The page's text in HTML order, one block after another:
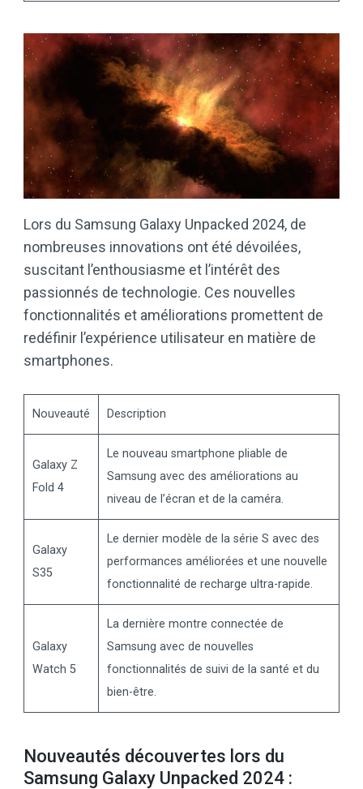
Lors du Samsung Galaxy Unpacked 2024, de
nombreuses innovations ont été dévoilées,
suscitant l’enthousiasme et l’intérêt des
passionnés de technologie. Ces nouvelles
fonctionnalités et améliorations promettent de
redéfinir l’expérience utilisateur en matière de
smartphones.
Nouveauté Description
Galaxy Z
Fold 4
Le nouveau smartphone pliable de
Samsung avec des améliorations au
niveau de l’écran et de la caméra.
Galaxy
S35
Le dernier modèle de la série S avec des
performances améliorées et une nouvelle
fonctionnalité de recharge ultra-rapide.
Galaxy
Watch 5
La dernière montre connectée de
Samsung avec de nouvelles
fonctionnalités de suivi de la santé et du
bien-être.
Nouveautés découvertes lors du
Samsung Galaxy Unpacked 2024 :